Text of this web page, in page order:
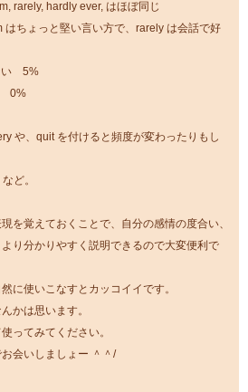
hardly ever, はほぼ同じ
っと堅い言い方で、rarely は会話で好
い 5%
0%
や、quit を付けると頻度が変わったりもし
ど。
を覚えておくことで、自分の感情の度合い、
り分かりやすく説明できるので大変便利で
に使いこなすとカッコイイです。
かは思います。
ってみてください。
会いしましょー ＾＾/